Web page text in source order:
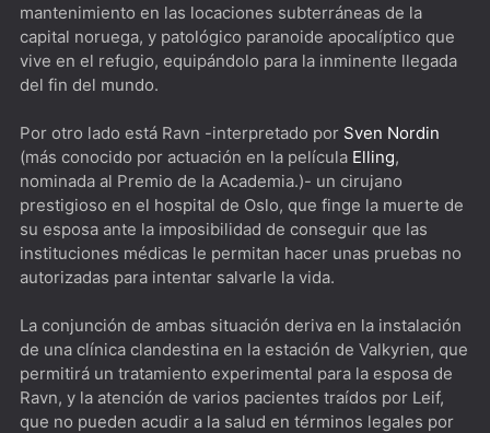
mantenimiento en las locaciones subterráneas de la
capital noruega, y patológico paranoide apocalíptico que
vive en el refugio, equipándolo para la inminente llegada
del fin del mundo.
Por otro lado está Ravn -interpretado por Sven Nordin
(más conocido por actuación en la película Elling,
nominada al Premio de la Academia.)- un cirujano
prestigioso en el hospital de Oslo, que finge la muerte de
su esposa ante la imposibilidad de conseguir que las
instituciones médicas le permitan hacer unas pruebas no
autorizadas para intentar salvarle la vida.
La conjunción de ambas situación deriva en la instalación
de una clínica clandestina en la estación de Valkyrien, que
permitirá un tratamiento experimental para la esposa de
Ravn, y la atención de varios pacientes traídos por Leif,
que no pueden acudir a la salud en términos legales por